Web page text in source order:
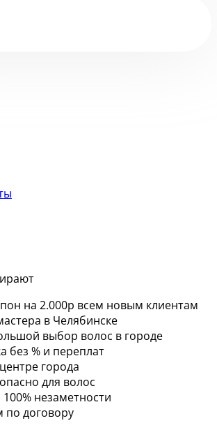
на 2.000р всем новым клиентам
в Челябинске
выбор волос в городе
без % и переплат
города
для волос
100% незаметности
по договору